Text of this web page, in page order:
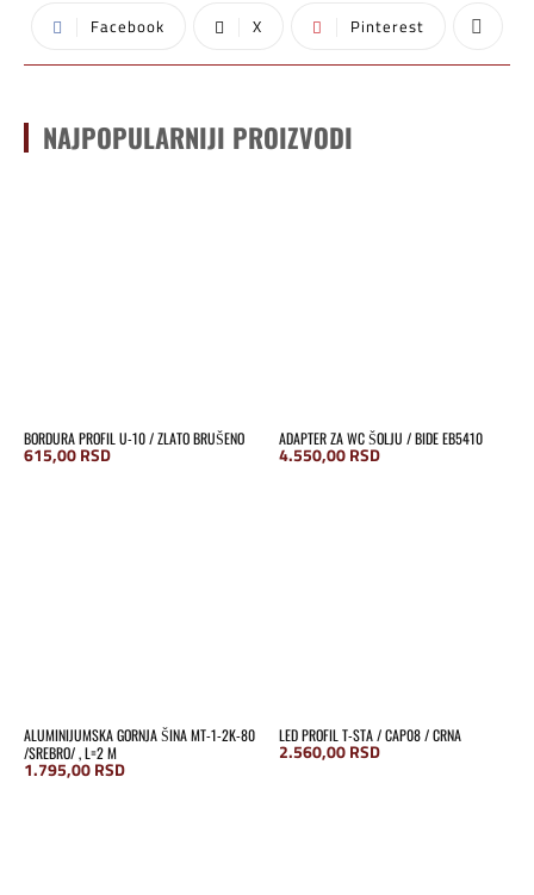
Facebook X Pinterest
NAJPOPULARNIJI PROIZVODI
BORDURA PROFIL U-10 / ZLATO BRUŠENO
615,00RSD
ADAPTER ZA WC ŠOLJU / BIDE EB5410
4.550,00RSD
ALUMINIJUMSKA GORNJA ŠINA MT-1-2K-80
/SREBRO/ , L=2 M
1.795,00RSD
LED PROFIL T-STA / CAP08 / CRNA
2.560,00RSD